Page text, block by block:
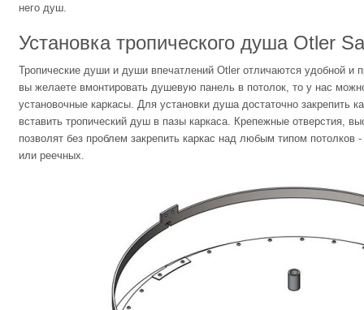
него душ.
Установка тропического душа Otler
Тропические души и души впечатлений Otler отличаются удобной и
вы желаете вмонтировать душевую панель в потолок, то у нас
установочные каркасы. Для установки душа достаточно закрепить
вставить тропический душ в пазы каркаса. Крепежные отверстия,
позволят без проблем закрепить каркас над любым типом потолков
или реечных.